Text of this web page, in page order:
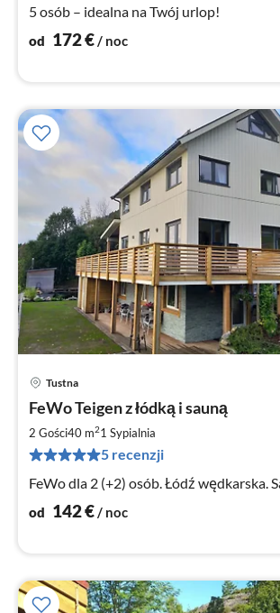
5 osób – idealna na Twój urlop!
od 172€/ noc
Tustna
FeWo Teigen z łódką i sauną
2 Gości40 m21 Sypialnia
5 recenzji
FeWo dla 2 (+2) osób. Łódź wędkarska.
od 142€/ noc